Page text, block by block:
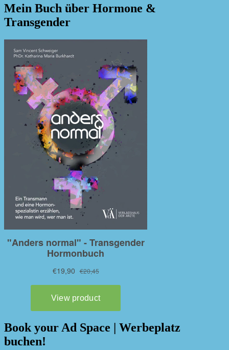
Mein Buch über Hormone &
Transgender
Book your Ad Space | Werbeplatz
buchen!